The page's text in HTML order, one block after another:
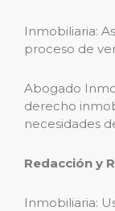
Inmobiliaria:
proceso de
Abogado
derecho
necesidades
Redacción y
Inmobiliaria: